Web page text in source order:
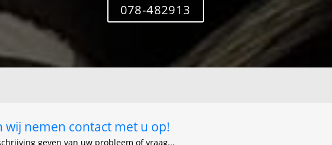
Temse markt
078-482913
wij nemen contact met u op!
geven van uw probleem of vraag...